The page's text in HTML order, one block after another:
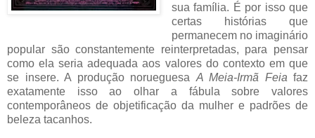
sua família. É por isso que
certas histórias que
permanecem no imaginário
popular são constantemente reinterpretadas, para pensar
como ela seria adequada aos valores do contexto em que
se insere. A produção norueguesaA Meia-Irmã Feia faz
exatamente isso ao olhar a fábula sobre valores
contemporâneos de objetificação da mulher e padrões de
beleza tacanhos.